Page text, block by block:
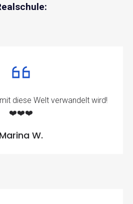
diese Welt verwandelt wird!
❤️❤️❤️
Marina W.